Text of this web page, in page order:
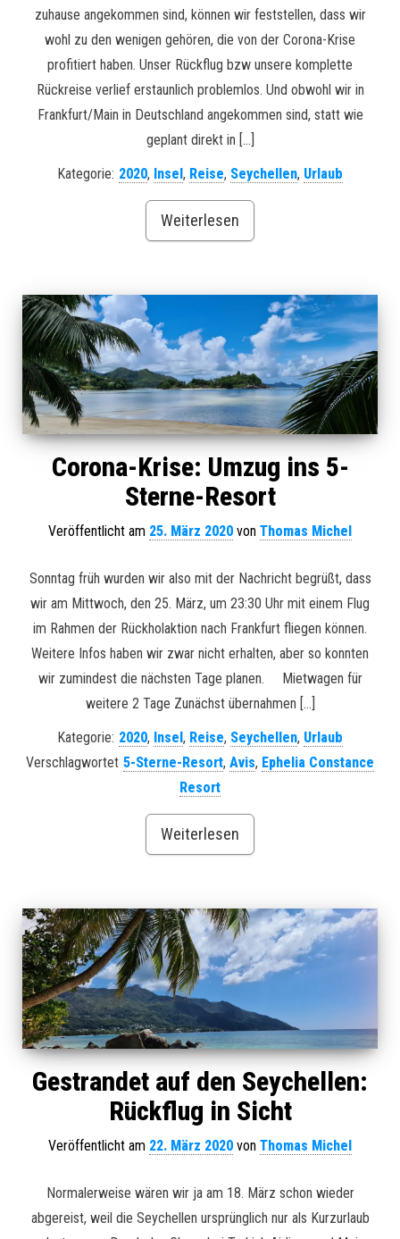
zuhause angekommen sind, können wir feststellen, dass wir
wohl zu den wenigen gehören, die von der Corona-Krise
profitiert haben. Unser Rückflug bzw unsere komplette
Rückreise verlief erstaunlich problemlos. Und obwohl wir in
Frankfurt/Main in Deutschland angekommen sind, statt wie
geplant direkt in […]
Kategorie: 2020, Insel, Reise, Seychellen, Urlaub
Weiterlesen
Corona-Krise: Umzug ins 5-
Sterne-Resort
Veröffentlicht am 25. März 2020 von Thomas Michel
Sonntag früh wurden wir also mit der Nachricht begrüßt, dass
wir am Mittwoch, den 25. März, um 23:30 Uhr mit einem Flug
im Rahmen der Rückholaktion nach Frankfurt fliegen können.
Weitere Infos haben wir zwar nicht erhalten, aber so konnten
wir zumindest die nächsten Tage planen. Mietwagen für
weitere 2 Tage Zunächst übernahmen […]
Kategorie: 2020, Insel , Reise, Seychellen, Urlaub
Verschlagwortet 5-Sterne-Resort, Avis, Ephelia Constance
Resort
Weiterlesen
Gestrandet auf den Seychellen:
Rückflug in Sicht
Veröffentlicht am 22. März 2020 von Thomas Michel
Normalerweise wären wir ja am 18. März schon wieder
abgereist, weil die Seychellen ursprünglich nur als Kurzurlaub